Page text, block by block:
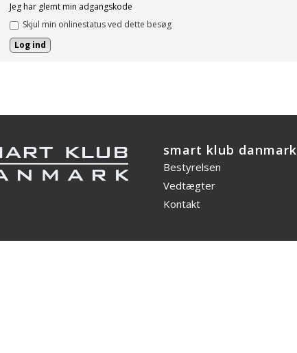
Jeg har glemt min adgangskode
Skjul min onlinestatus ved dette besøg
smart klub danmark
Bestyrelsen
Vedtægter
Kontakt